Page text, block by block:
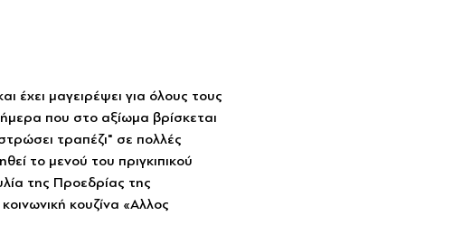
έχει μαγειρέψει για όλους τους
που στο αξίωμα βρίσκεται
τραπέζι" σε πολλές
το μενού του πριγκιπικού
της Προεδρίας της
κουζίνα «Αλλος